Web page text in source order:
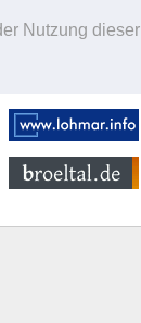
Nutzung dieser